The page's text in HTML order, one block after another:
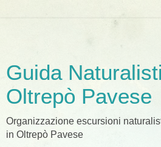
Guida
Oltrepò Pavese
Organizzazione escursioni
in Oltrepò Pavese